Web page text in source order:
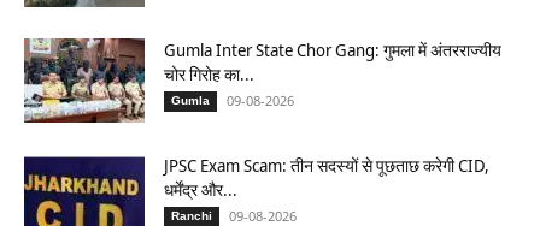
Gumla Inter State Chor Gang: गुमला में अंतरराज्यीय
चोर गिरोह का...
Gumla 09-08-2026
JPSC Exam Scam: तीन सदस्यों से पूछताछ करेगी CID,
धर्मेंद्र और...
Ranchi 09-08-2026